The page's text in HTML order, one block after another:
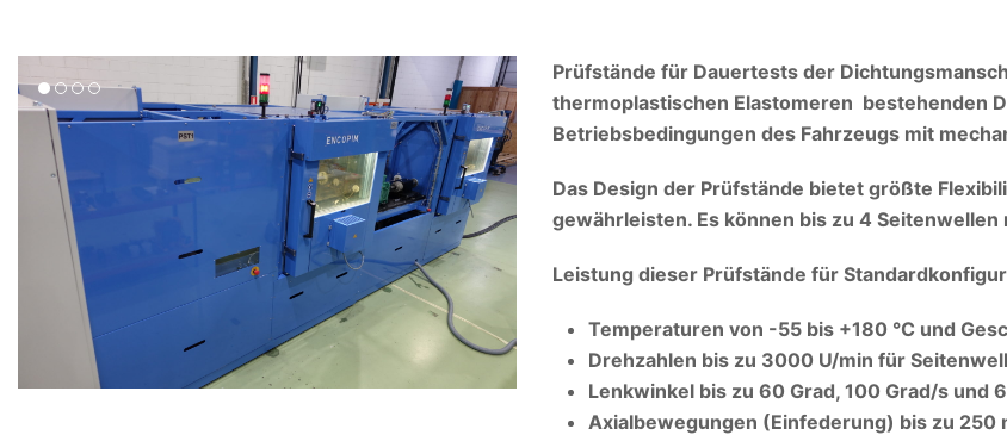
Prüfstände für Dauertests der
thermoplastischen Elastomeren bestehenden
Betriebsbedingungen des Fahrzeugs mit
Das Design der Prüfstände bietet größte
gewährleisten. Es können bis zu 4
Leistung dieser Prüfstände für
Temperaturen von -55 bis +180 °C und
Drehzahlen bis zu 3000 U/min für
Lenkwinkel bis zu 60 Grad, 100 Grad/s und
Axialbewegungen (Einfederung) bis zu 250